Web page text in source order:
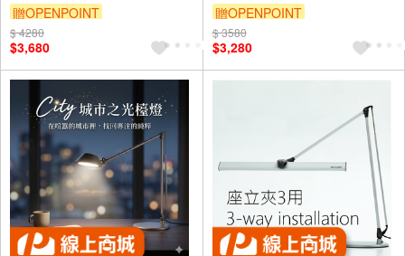
贈OPENPOINT
$ 4280
$3,680
贈OPENPOINT
$ 3580
$3,280